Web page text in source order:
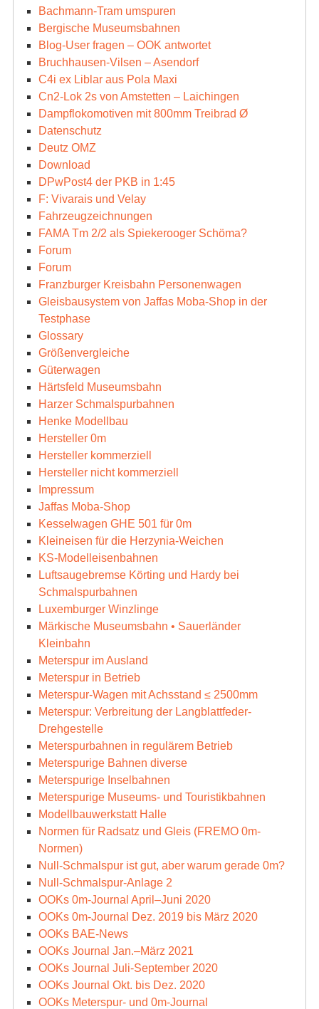
Bachmann-Tram umspuren
Bergische Museumsbahnen
Blog-User fragen – OOK antwortet
Bruchhausen-Vilsen – Asendorf
C4i ex Liblar aus Pola Maxi
Cn2-Lok 2s von Amstetten – Laichingen
Dampflokomotiven mit 800mm Treibrad Ø
Datenschutz
Deutz OMZ
Download
DPwPost4 der PKB in 1:45
F: Vivarais und Velay
Fahrzeugzeichnungen
FAMA Tm 2/2 als Spiekerooger Schöma?
Forum
Forum
Franzburger Kreisbahn Personenwagen
Gleisbausystem von Jaffas Moba-Shop in der
Testphase
Glossary
Größenvergleiche
Güterwagen
Härtsfeld Museumsbahn
Harzer Schmalspurbahnen
Henke Modellbau
Hersteller 0m
Hersteller kommerziell
Hersteller nicht kommerziell
Impressum
Jaffas Moba-Shop
Kesselwagen GHE 501 für 0m
Kleineisen für die Herzynia-Weichen
KS-Modelleisenbahnen
Luftsaugebremse Körting und Hardy bei
Schmalspurbahnen
Luxemburger Winzlinge
Märkische Museumsbahn • Sauerländer
Kleinbahn
Meterspur im Ausland
Meterspur in Betrieb
Meterspur-Wagen mit Achsstand ≤ 2500mm
Meterspur: Verbreitung der Langblattfeder-
Drehgestelle
Meterspurbahnen in regulärem Betrieb
Meterspurige Bahnen diverse
Meterspurige Inselbahnen
Meterspurige Museums- und Touristikbahnen
Modellbauwerkstatt Halle
Normen für Radsatz und Gleis (FREMO 0m-
Normen)
Null-Schmalspur ist gut, aber warum gerade 0m?
Null-Schmalspur-Anlage 2
OOKs 0m-Journal April–Juni 2020
OOKs 0m-Journal Dez. 2019 bis März 2020
OOKs BAE-News
OOKs Journal Jan.–März 2021
OOKs Journal Juli-September 2020
OOKs Journal Okt. bis Dez. 2020
OOKs Meterspur- und 0m-Journal